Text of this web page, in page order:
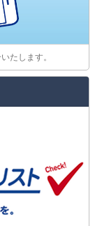
たします。